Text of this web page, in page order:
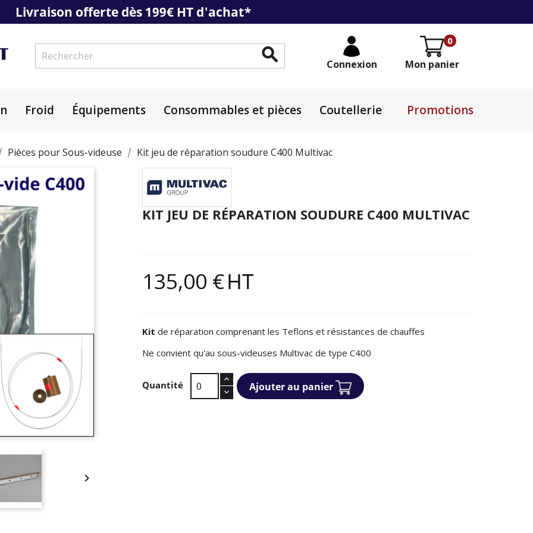
Livraison offerte dès 199€ HT d'achat*
0
Mon panier
 Connexion
Froid Équipements Consommables et pièces Coutellerie Promotions
Pièces pour Sous-videuse Kit jeu de réparation soudure C400 Multivac

KIT JEU DE RÉPARATION SOUDURE C400 MULTIVAC
135,00 €HT
Kit de réparation comprenant les Teflons et résistances de chauffes
Ne convient qu'au sous-videuses Multivac de type C400
Quantité Ajouter au panier